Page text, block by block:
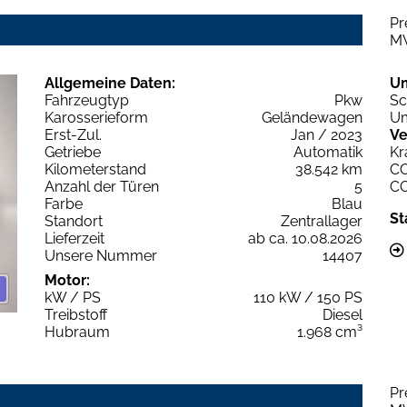
Allgemeine Daten:
Fahrzeugtyp
Pkw
Karosserieform
Geländewagen
Erst-Zul.
Jan / 2023
Getriebe
Automatik
Kilometerstand
38.542 km
Anzahl der Türen
5
Farbe
Blau
Standort
Zentrallager
Lieferzeit
ab ca. 10.08.2026
Unsere Nummer
14407
Motor:
kW / PS
110 kW / 150 PS
Treibstoff
Diesel
Hubraum
1.968 cm³